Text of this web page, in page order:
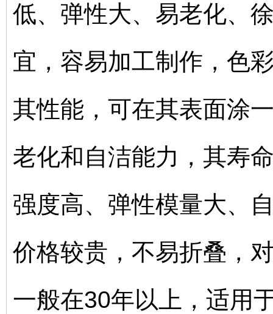
低、弹性大、易老化、
宜，容易加工制作，色
其性能，可在其表面涂
老化和自洁能力，其寿
强度高、弹性模量大、
价格较贵，不易折叠，
一般在30年以上，适用